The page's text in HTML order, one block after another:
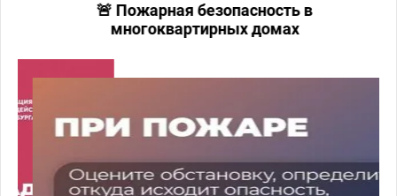
🚨 Пожарная безопасность в
многоквартирных домах